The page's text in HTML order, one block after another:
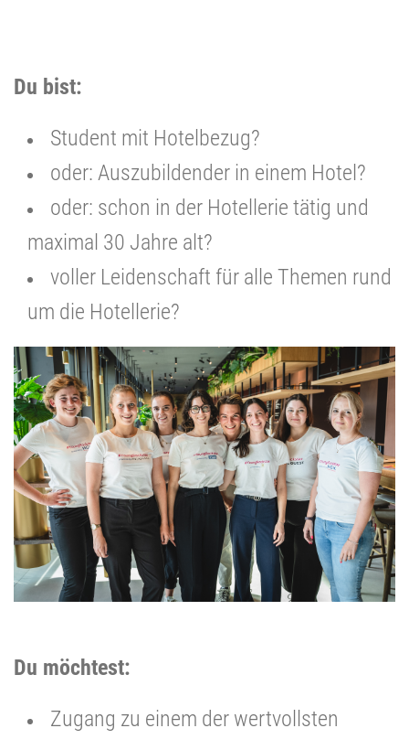
Du bist:
Student mit Hotelbezug?
oder: Auszubildender in einem Hotel?
oder: schon in der Hotellerie tätig und
maximal 30 Jahre alt?
voller Leidenschaft für alle Themen rund
um die Hotellerie?
Du möchtest:
Zugang zu einem der wertvollsten